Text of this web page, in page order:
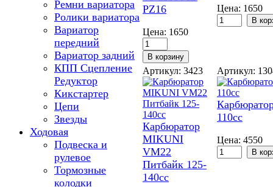
Ремни вариатора
Ролики вариатора
Вариатор
передний
Вариатор задний
КПП Сцепление
Редуктор
Кикстартер
Цепи
Звезды
Ходовая
Подвеска и
рулевое
Тормозные
колодки
PZ16
Цена: 1650
Цена: 1650
Артикул: 3423
Карбюратор
MIKUNI
VM22
Питбайк 125-
140сс
Артикул:
110cc
Цена: 4550